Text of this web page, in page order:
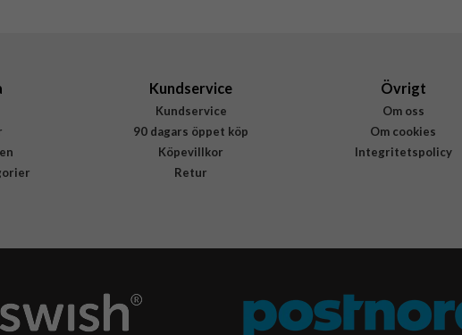
Kundservice
Kundservice
90 dagars öppet köp
Köpevillkor
Retur
Övrigt
Om oss
Om cookies
Integritetspolicy